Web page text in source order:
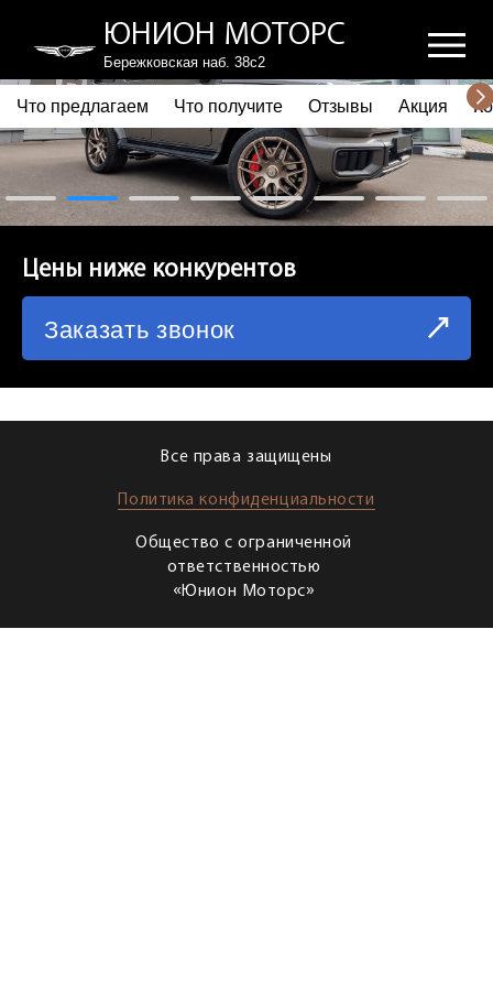
ЮНИОН МОТОРС
Бережковская наб. 38с2
ПОЧЕМУ ВЫБИРАЮТ НАС
ЧТО ПРЕДЛАГАЕМ
ЧТО ПОЛУЧИТЕ
СХЕМА ПРОЕЗДА
Что предлагаем Что получите Отзывы Акция
Цены ниже конкурентов
Заказать звонок
Все права защищены
Политика конфиденциальности
Общество с ограниченной
ответственностью
«Юнион Моторс»